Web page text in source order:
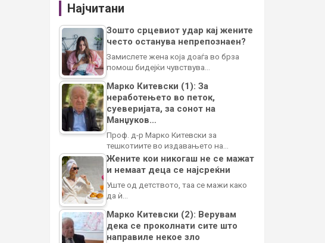
Најчитани
Зошто срцевиот удар кај жените
често останува непрепознаен?
Замислете жена која доаѓа во брза
помош бидејќи чувствува…
Марко Китевски (1): За
неработењето во петок,
суеверијата, за сонот на
Манџуков…
Проф. д-р Марко Китевски за
тешкотиите во издавањето на…
Жените кои никогаш не се мажат
и немаат деца се најсреќни
Уште од детството, таа се мажи како
да ѝ…
Марко Китевски (2): Верувам
дека се проколнати сите што
направиле некое зло